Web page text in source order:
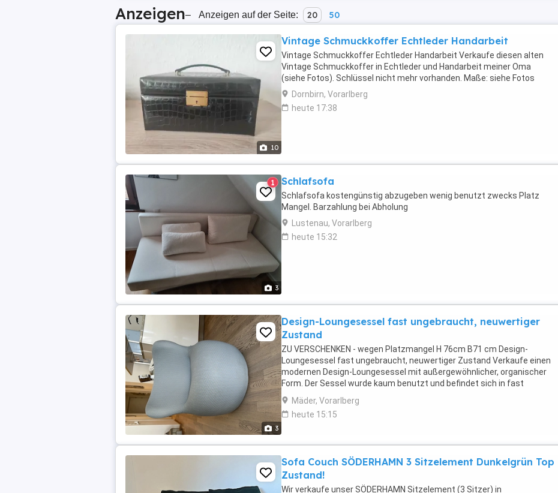
Anzeigen– Anzeigen auf der Seite: 20 50
10
Vintage Schmuckkoffer Echtleder Handarbeit
Vintage Schmuckkoffer Echtleder Handarbeit Verkaufe diesen alten
Vintage Schmuckkoffer in Echtleder und Handarbeit meiner Oma
(siehe Fotos). Schlüssel nicht mehr vorhanden. Maße: siehe Fotos
Dornbirn, Vorarlberg
heute 17:38
3
1 Schlafsofa
Schlafsofa kostengünstig abzugeben wenig benutzt zwecks Platz
Mangel. Barzahlung bei Abholung
Lustenau, Vorarlberg
heute 15:32
3
Design-Loungesessel fast ungebraucht, neuwertiger
Zustand
ZU VERSCHENKEN - wegen Platzmangel H 76cm B71 cm Design-
Loungesessel fast ungebraucht, neuwertiger Zustand Verkaufe einen
modernen Design-Loungesessel mit außergewöhnlicher, organischer
Form. Der Sessel wurde kaum benutzt und befindet sich in fast
neuwertigem Zustand. Die hochwertige Polsterung und ...
Mäder, Vorarlberg
heute 15:15
Sofa Couch SÖDERHAMN 3 Sitzelement Dunkelgrün Top
Zustand!
Wir verkaufe unser SÖDERHAMN Sitzelement (3 Sitzer) in